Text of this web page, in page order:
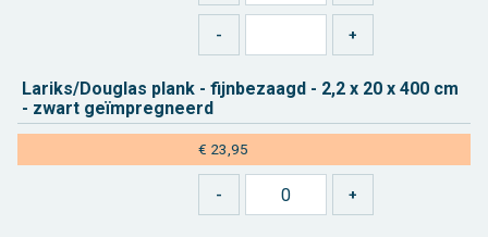
La­riks/Dou­g­las plank - fijn­be­zaagd - 2,2 x 20 x 400 cm
- zwart geïmpreg­neerd
€ 23,95